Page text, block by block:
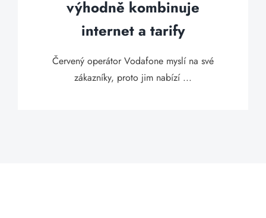
výhodně kombinuje
internet a tarify
Červený operátor Vodafone myslí na své
zákazníky, proto jim nabízí ...